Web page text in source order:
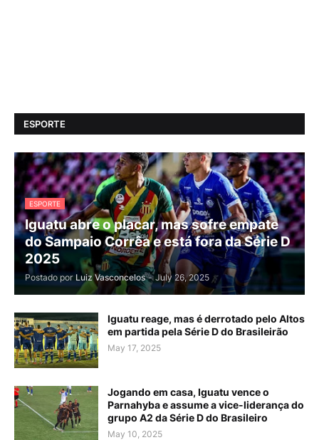
ESPORTE
ESPORTE
Iguatu abre o placar, mas sofre empate
do Sampaio Corrêa e está fora da Série D
2025
Postado por Luiz Vasconcelos - July 26, 2025
Iguatu reage, mas é derrotado pelo Altos
em partida pela Série D do Brasileirão
May 17, 2025
Jogando em casa, Iguatu vence o
Parnahyba e assume a vice-liderança do
grupo A2 da Série D do Brasileiro
May 10, 2025